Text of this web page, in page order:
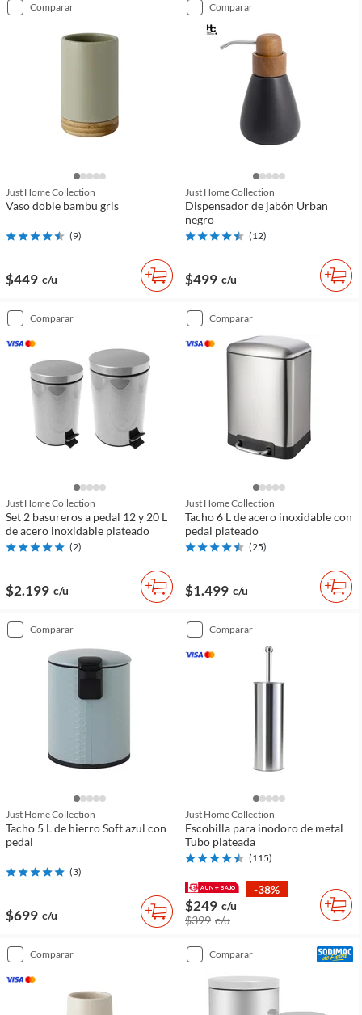
comparar
Just Home Collection
Vaso doble bambu gris
(9)
$449 c/u
comparar
Just Home Collection
Dispensador de jabón Urban
negro
(12)
$499 c/u
comparar
Just Home Collection
Set 2 basureros a pedal 12 y 20 L
de acero inoxidable plateado
(2)
$2.199 c/u
comparar
Just Home Collection
Tacho 6 L de acero inoxidable con
pedal plateado
(25)
$1.499 c/u
comparar
Just Home Collection
Tacho 5 L de hierro Soft azul con
pedal
(3)
$699 c/u
comparar
Just Home Collection
Escobilla para inodoro de metal
Tubo plateada
(115)
-38%
$249 c/u
$399 c/u
comparar comparar